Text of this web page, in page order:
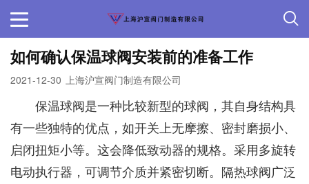
如何确认保温球阀安装前的准备工作
2021-12-30 上海沪宣阀门制造有限公司
保温球阀是一种比较新型的球阀，其自身结构具
有一些独特的优点，如开关上无摩擦、密封磨损小、
启闭扭矩小等。这会降低致动器的规格。采用多旋转
电动执行器，可调节介质并紧密切断。隔热球阀广泛